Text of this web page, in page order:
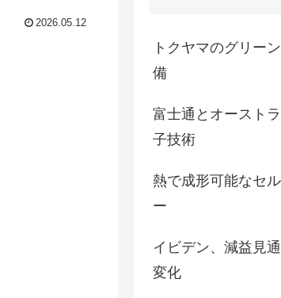
2026.05.12
トクヤマのグリー
備
富士通とオースト
子技術
熱で成形可能なセ
ー
イビデン、減益見
変化